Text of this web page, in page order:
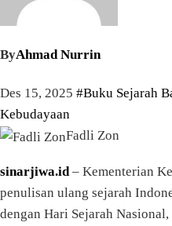
ByAhmad Nurrin
Des 15, 2025 #Buku Sejarah
Kebudayaan
Fadli Zon
sinarjiwa.id– Kementerian
penulisan ulang sejarah
dengan Hari Sejarah